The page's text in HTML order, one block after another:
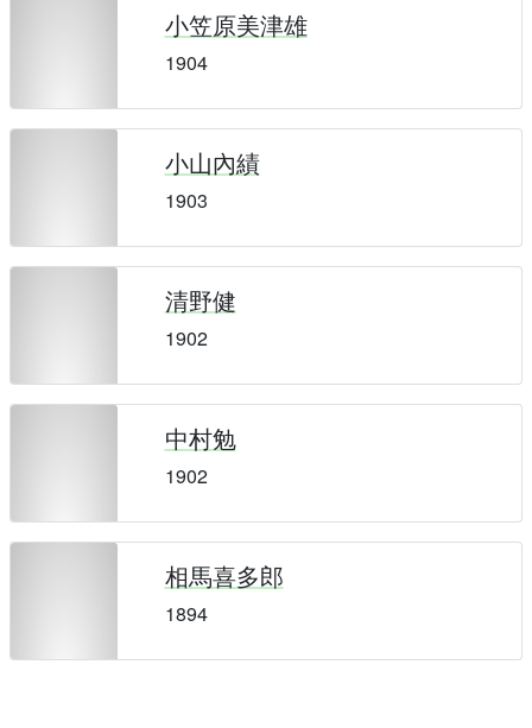
小笠原美津雄
1904
小山內績
1903
清野健
1902
中村勉
1902
相馬喜多郎
1894